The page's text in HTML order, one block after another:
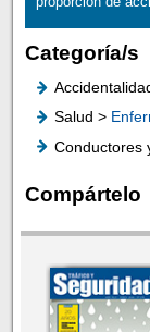
Categoría/s
Salud >
Conductores
Compártelo